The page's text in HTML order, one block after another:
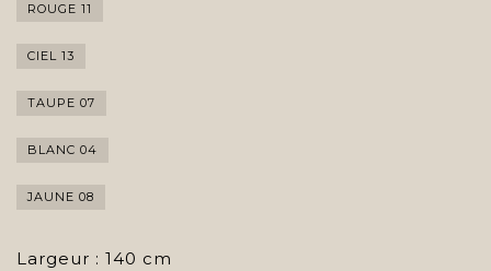
ROUGE 11
CIEL 13
TAUPE 07
BLANC 04
JAUNE 08
Largeur : 140 cm